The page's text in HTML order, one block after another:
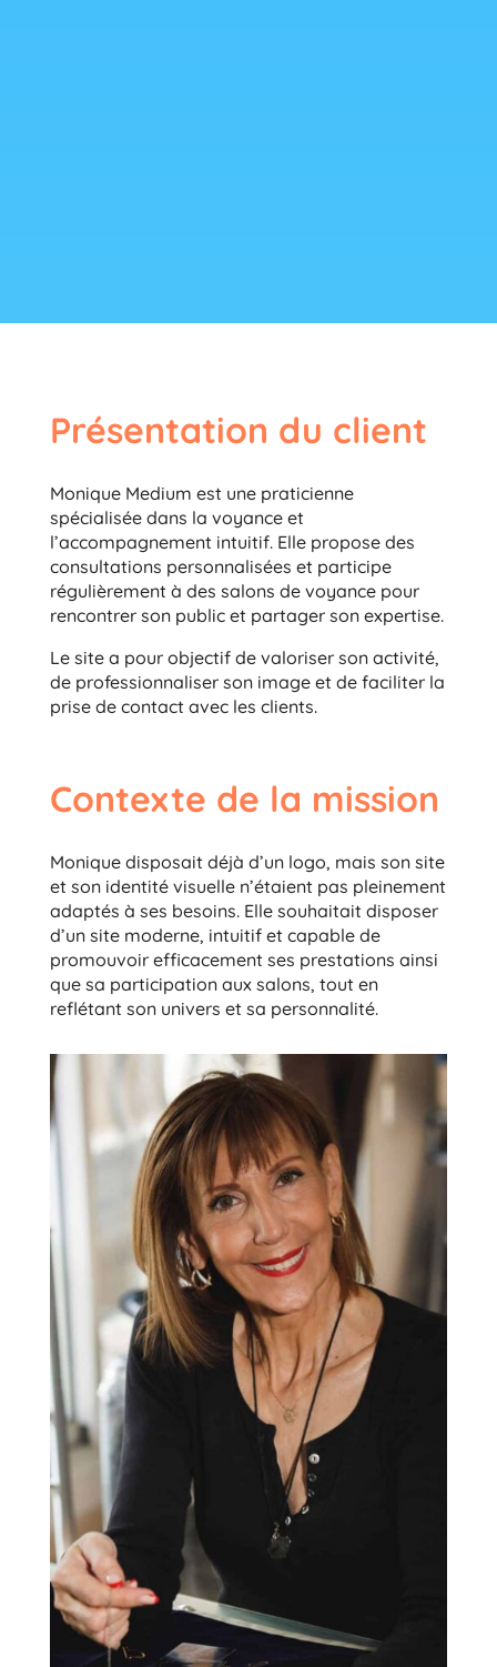
Présentation du client
Monique Medium est une praticienne
spécialisée dans la voyance et
l’accompagnement intuitif. Elle propose des
consultations personnalisées et participe
régulièrement à des salons de voyance pour
rencontrer son public et partager son expertise.
Le site a pour objectif de valoriser son activité,
de professionnaliser son image et de faciliter la
prise de contact avec les clients.
Contexte de la mission
Monique disposait déjà d’un logo, mais son site
et son identité visuelle n’étaient pas pleinement
adaptés à ses besoins. Elle souhaitait disposer
d’un site moderne, intuitif et capable de
promouvoir efficacement ses prestations ainsi
que sa participation aux salons, tout en
reflétant son univers et sa personnalité.